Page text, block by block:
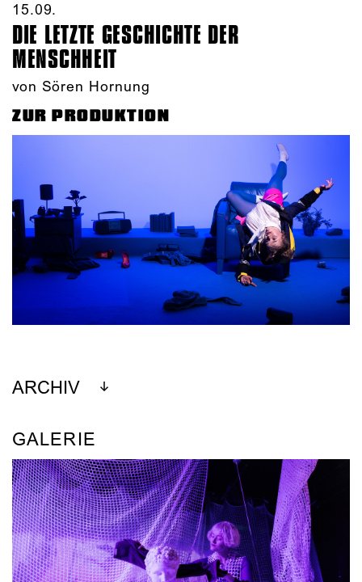
15.09.​
DIE LETZTE GESCHICHTE DER
MENSCHHEIT
von Sören Hornung
ZUR PRODUKTION
ARCHIV
GALERIE